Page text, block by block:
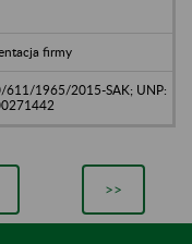
firmy
611/1965/2015-SAK; UNP:
>>